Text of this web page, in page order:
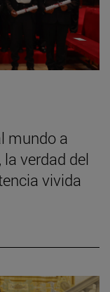
mundo a
verdad del
vivida